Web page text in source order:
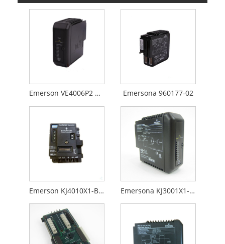
Emerson VE4006P2 KJ3241X1-BA1 Emersona 960177-02
Emerson KJ4010X1-BG1 12P0830X062 Emersona KJ3001X1-BC1